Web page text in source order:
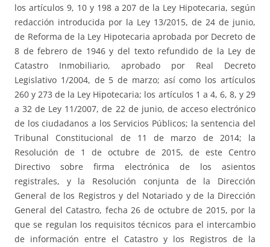
los artículos 9, 10 y 198 a 207 de la Ley Hipotecaria, según
redacción introducida por la Ley 13/2015, de 24 de junio,
de Reforma de la Ley Hipotecaria aprobada por Decreto de
8 de febrero de 1946 y del texto refundido de la Ley de
Catastro Inmobiliario, aprobado por Real Decreto
Legislativo 1/2004, de 5 de marzo; así como los artículos
260 y 273 de la Ley Hipotecaria; los artículos 1 a 4, 6, 8, y 29
a 32 de Ley 11/2007, de 22 de junio, de acceso electrónico
de los ciudadanos a los Servicios Públicos; la sentencia del
Tribunal Constitucional de 11 de marzo de 2014; la
Resolución de 1 de octubre de 2015, de este Centro
Directivo sobre firma electrónica de los asientos
registrales, y la Resolución conjunta de la Dirección
General de los Registros y del Notariado y de la Dirección
General del Catastro, fecha 26 de octubre de 2015, por la
que se regulan los requisitos técnicos para el intercambio
de información entre el Catastro y los Registros de la